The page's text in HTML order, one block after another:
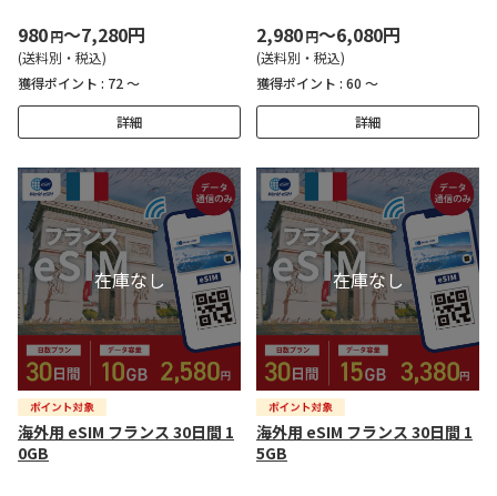
980円～7,280円
(送料別・税込)
獲得ポイント : 72 ～
詳細
2,980円～6,080円
(送料別・税込)
獲得ポイント : 60 ～
詳細
海外用 eSIM フランス 30日間 1
0GB
海外用 eSIM フランス 30日間 1
5GB